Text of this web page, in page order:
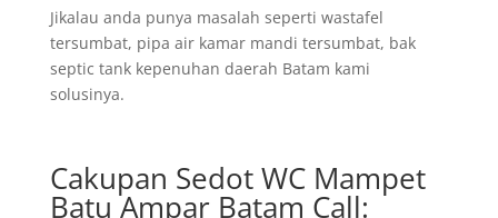
Jikalau anda punya masalah seperti wastafel
tersumbat, pipa air kamar mandi tersumbat, bak
septic tank kepenuhan daerah Batam kami
solusinya.
Cakupan Sedot WC Mampet
Batu Ampar Batam Call: